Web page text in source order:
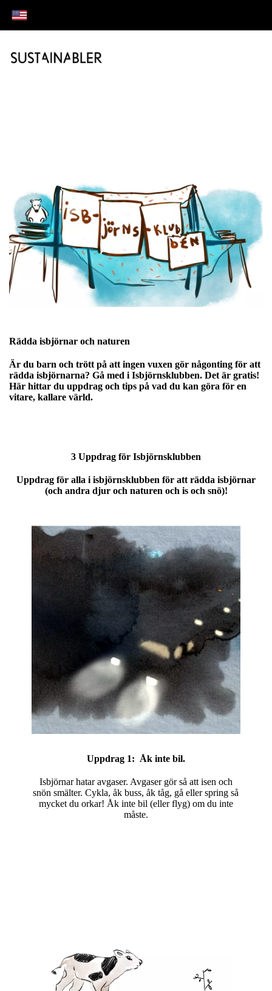
Rädda isbjörnar och naturen
Är du barn och trött på att ingen vuxen gör någonting för att
rädda isbjörnarna? Gå med i Isbjörnsklubben. Det är gratis!
Här hittar du uppdrag och tips på vad du kan göra för en
vitare, kallare värld.
3 Uppdrag för Isbjörnsklubben
Uppdrag för alla i isbjörnsklubben för att rädda isbjörnar
(och andra djur och naturen och is och snö)!
Uppdrag 1: Åk inte bil.
Isbjörnar hatar avgaser. Avgaser gör så att isen och
snön smälter. Cykla, åk buss, åk tåg, gå eller spring så
mycket du orkar! Åk inte bil (eller flyg) om du inte
måste.